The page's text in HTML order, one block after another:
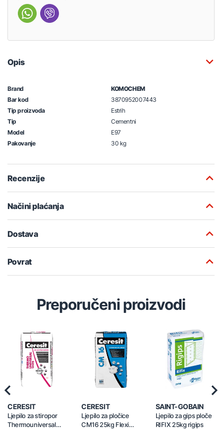
Opis
Brand
KOMOCHEM
Bar kod
3870952007443
Tip proizvoda
Estrih
Tip
Cementni
Model
E97
Pakovanje
30 kg
Recenzije
Načini plaćanja
Dostava
Povrat
Preporučeni proizvodi
CERESIT
Ljepilo za stiropor
Thermouniversal
CERESIT
Ljepilo za pločice
CM16 25kg Flexi
SAINT-GOBAIN
Ljepilo za gips ploče
RIFIX 25kg rigips